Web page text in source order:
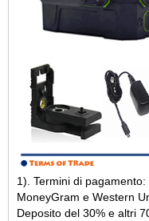
1). Termini di pagamento:
MoneyGram e Western
Deposito del 30% e altri